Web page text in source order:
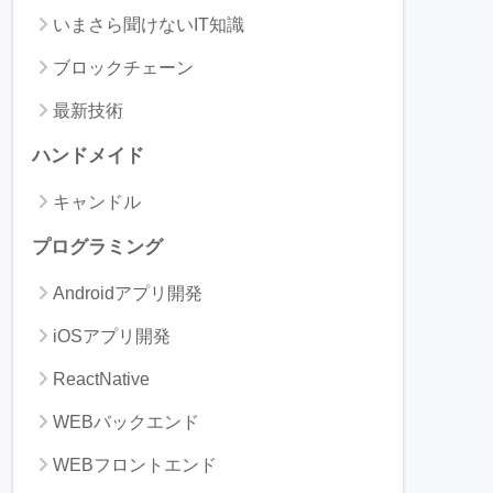
いまさら聞けないIT知識
ブロックチェーン
最新技術
ハンドメイド
キャンドル
プログラミング
Androidアプリ開発
iOSアプリ開発
ReactNative
WEBバックエンド
WEBフロントエンド